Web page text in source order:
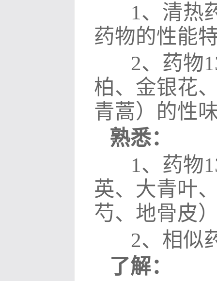
1、清热
药物的性能
2、 药物
柏、金银花
青蒿）的性
熟悉：
1、药物1
英、大青叶
芍、地骨皮
2、相似
了解：